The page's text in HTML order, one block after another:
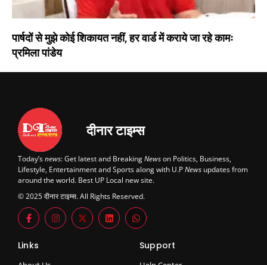
पार्षदों से मुझे कोई शिकायत नहीं, हर वार्ड में कराये जा रहे कामः
प्रमिला पांडेय
दीनार टाइम्स
Today’snews: Get latest and BreakingNewson Politics, Business,
Lifestyle, Entertainment and Sports along with U.PNews updates from
around the world. Best UP Local new site.
© 2025 दीनार टाइम्स. All Rights Reserved.
Links Support